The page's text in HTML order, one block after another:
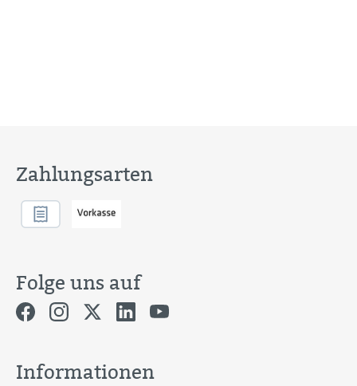
Zahlungsarten
Folge uns auf
Informationen